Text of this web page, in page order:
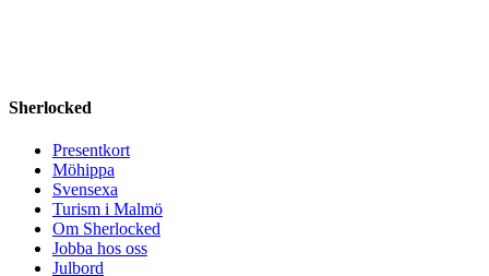
Sherlocked
Presentkort
Möhippa
Svensexa
Turism i Malmö
Om Sherlocked
Jobba hos oss
Julbord